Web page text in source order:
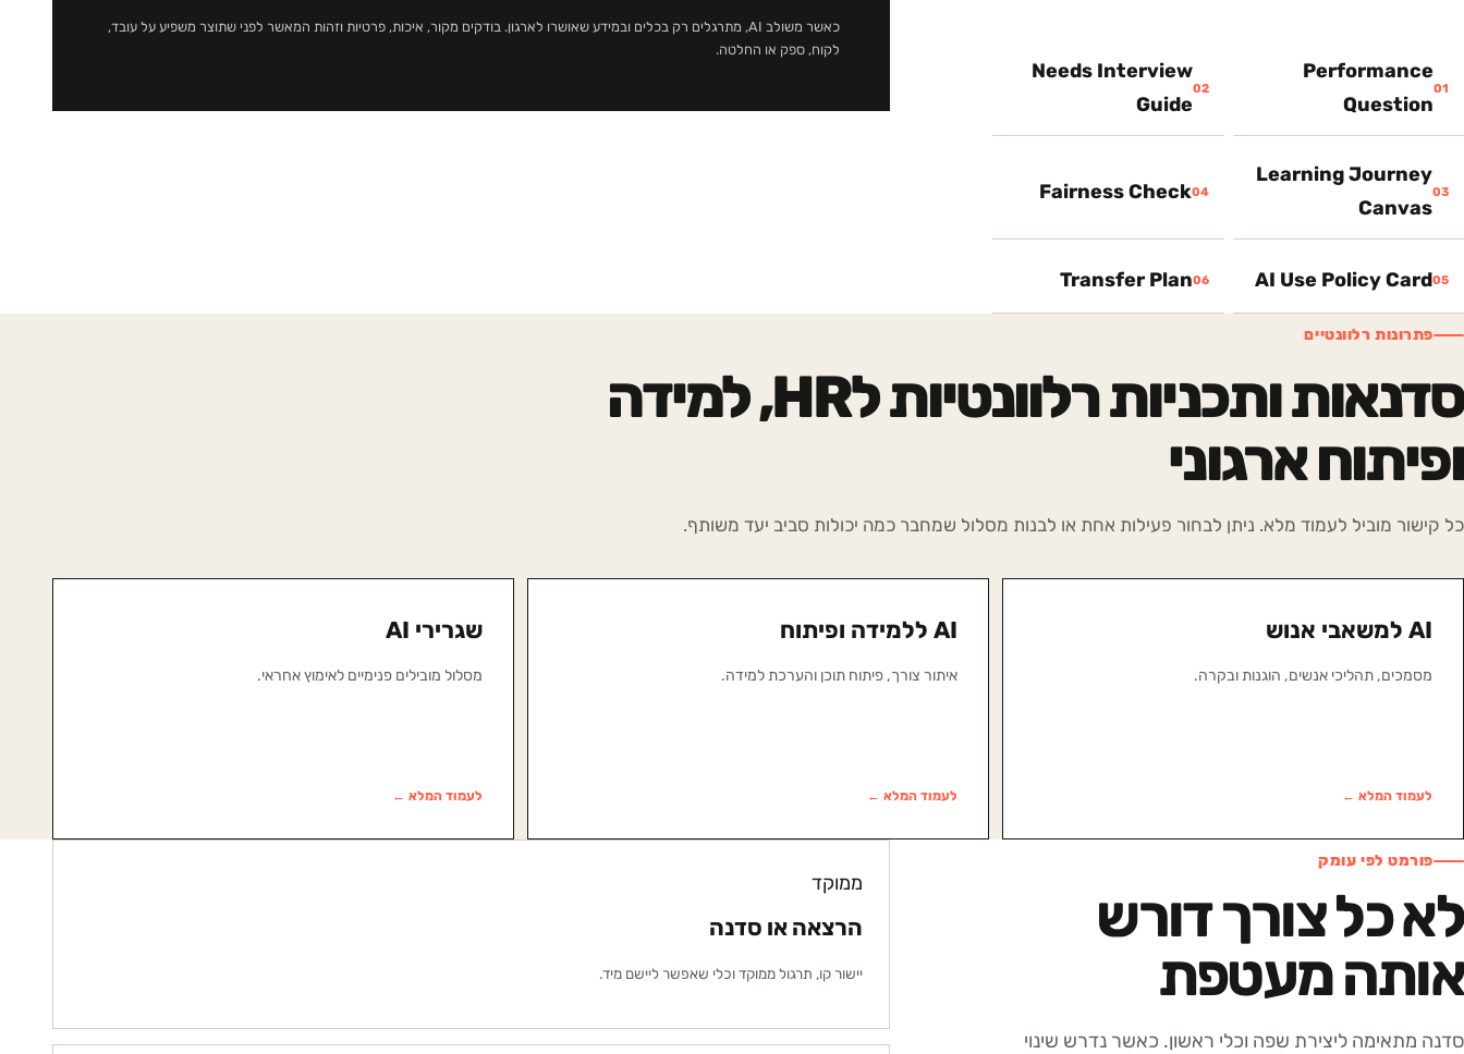
01
Performance
Question
02
Needs Interview
Guide
03
Learning Journey
Canvas
04
Fairness Check
05
AI Use Policy Card
06
Transfer Plan
כאשר משולב AI, מתרגלים רק בכלים ובמידע שאושרו לארגון. בודקים מקור, איכות, פרטיות וזהות המאשר לפני שתוצר משפיע על עובד,
לקוח, ספק או החלטה.
פתרונות רלוונטיים
סדנאות ותכניות רלוונטיות לHR, למידה
ופיתוח ארגוני
כל קישור מוביל לעמוד מלא. ניתן לבחור פעילות אחת או לבנות מסלול שמחבר כמה יכולות סביב יעד משותף.
AI למשאבי אנוש
מסמכים, תהליכי אנשים, הוגנות ובקרה.
לעמוד המלא ←
AI ללמידה ופיתוח
איתור צורך, פיתוח תוכן והערכת למידה.
לעמוד המלא ←
שגרירי AI
מסלול מובילים פנימיים לאימוץ אחראי.
לעמוד המלא ←
פורמט לפי עומק
לא כל צורך דורש
אותה מעטפת
סדנה מתאימה ליצירת שפה וכלי ראשון. כאשר נדרש שינוי
ממוקד
הרצאה או סדנה
יישור קו, תרגול ממוקד וכלי שאפשר ליישם מיד.